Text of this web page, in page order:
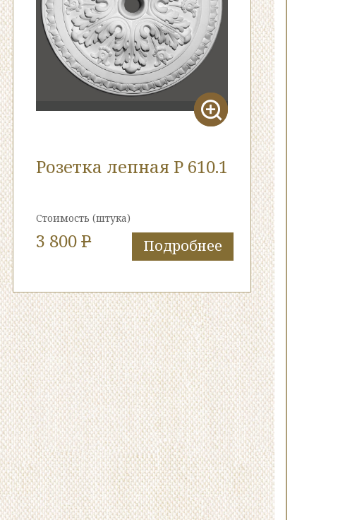
Розетка лепная Р 610.1
Стоимость(штука)
3 800P Подробнее